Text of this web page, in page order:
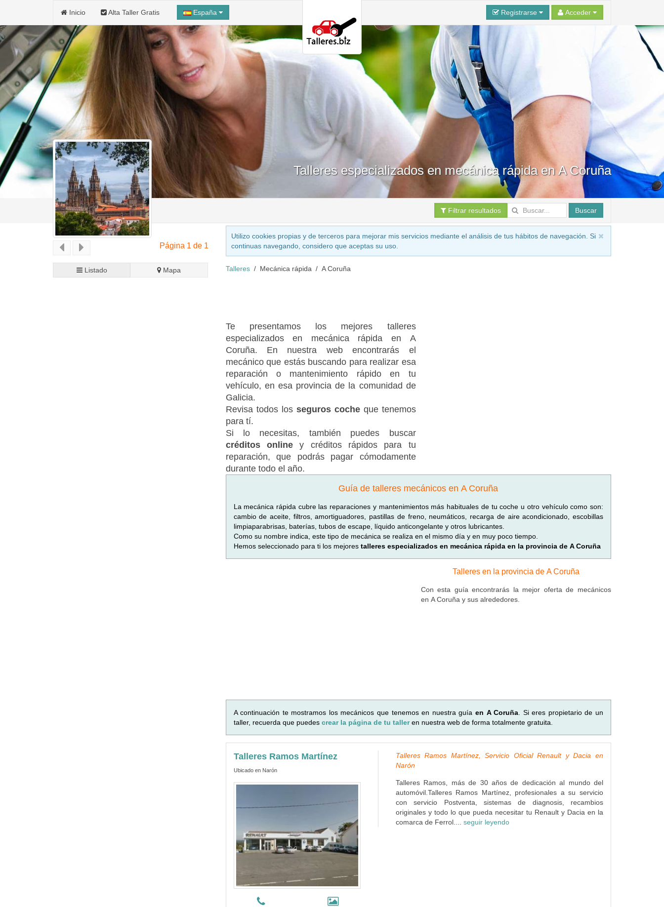
Inicio Alta Taller Gratis España Registrarse Acceder
Talleres especializados en mecánica rápida en A Coruña
Filtrar resultados Buscar
Página 1 de 1
Listado Mapa
Utilizo cookies propias y de terceros para mejorar mis servicios mediante el análisis de tus hábitos de navegación. Si
continuas navegando, considero que aceptas su uso.
Talleres Mecánica rápida A Coruña
Te presentamos los mejores talleres
especializados en mecánica rápida en A
Coruña. En nuestra web encontrarás el
mecánico que estás buscando para realizar esa
reparación o mantenimiento rápido en tu
vehículo, en esa provincia de la comunidad de
Galicia.
Revisa todos los seguros cocheque tenemos
para tí.
Si lo necesitas, también puedes buscar
créditos onliney créditos rápidos para tu
reparación, que podrás pagar cómodamente
durante todo el año.
Guía de talleres mecánicos en A Coruña
La mecánica rápida cubre las reparaciones y mantenimientos más habituales de tu coche u otro vehículo como son:
cambio de aceite, filtros, amortiguadores, pastillas de freno, neumáticos, recarga de aire acondicionado, escobillas
limpiaparabrisas, baterías, tubos de escape, líquido anticongelante y otros lubricantes.
Como su nombre indica, este tipo de mecánica se realiza en el mismo día y en muy poco tiempo.
Hemos seleccionado para ti los mejores talleres especializados en mecánica rápida en la provincia de A Coruña
Talleres en la provincia de A Coruña
Con esta guía encontrarás la mejor oferta de mecánicos
en A Coruña y sus alrededores.
A continuación te mostramos los mecánicos que tenemos en nuestra guía en A Coruña . Si eres propietario de un
taller, recuerda que puedes crear la página de tu talleren nuestra web de forma totalmente gratuita.
Talleres Ramos Martínez
Ubicado en Narón
Talleres Ramos Martínez, Servicio Oficial Renault y Dacia en
Narón
Talleres Ramos, más de 30 años de dedicación al mundo del
automóvil.Talleres Ramos Martínez, profesionales a su servicio
con servicio Postventa, sistemas de diagnosis, recambios
originales y todo lo que pueda necesitar tu Renault y Dacia en la
comarca de Ferrol.... seguir leyendo